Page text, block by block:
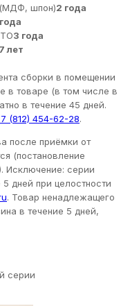
(МДФ, шпон)2 года
3 года
7 лет
сборки в помещении
в товаре (в том числе в
в течение 45 дней.
(812) 454-62-28.
после приёмки от
(постановление
Исключение: серии
дней при целостности
. Товар ненадлежащего
в течение 5 дней,
серии